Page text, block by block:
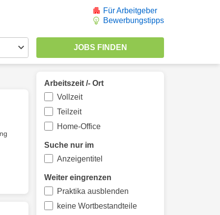
Für Arbeitgeber
Bewerbungstipps
Arbeitszeit /- Ort
Vollzeit
Teilzeit
Home-Office
Suche nur im
Anzeigentitel
Weiter eingrenzen
Praktika ausblenden
keine Wortbestandteile